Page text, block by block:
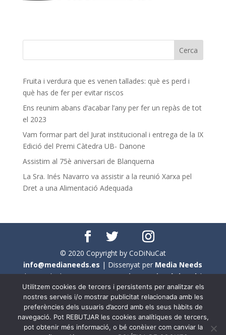
Fruita i verdura que es venen tallades: què es perd i
què has de fer per evitar riscos
Ens reunim abans d’acabar l’any per fer un repàs de tot
el 2023
Vam formar part del Jurat institucional i entrega de la IX
Edició del Premi Càtedra UB- Danone
Assistim al 75è aniversari de Blanquerna
La Sra. Inés Navarro va assistir a la reunió Xarxa pel
Dret a una Alimentació Adequada
© 2020 Copyright by CoDiNuCat
info@medianeeds.es | Dissenyat per Media Needs
| Tots els drets reservats aCoDiNuCat |Avís legal|
Avís per cookies
En aquest web s'ha tingut en compte l'ús no sexista del
llenguatge. No obstant això, i a causa de la seva
Utilitzem cookies de tercers i persistents per analitzar els
nostres serveis i/o mostrar publicitat relacionada amb les
preferències dels usuaris d’acord amb els seus hàbits de
navegació. Pot REBUTJAR les cookies analítiques de tercers,
pot obtenir més informació, o bé conèixer com canviar la